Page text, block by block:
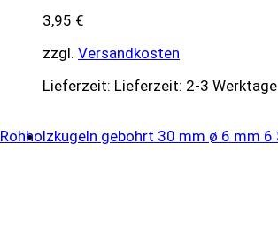
3,95 €
zzgl. Versandkosten
Lieferzeit: Lieferzeit: 2-3 Werktage